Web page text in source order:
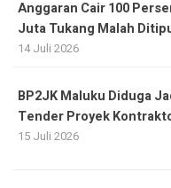
Anggaran Cair 100
Juta Tukang Malah
14 Juli 2026
BP2JK Maluku Diduga
Tender Proyek
15 Juli 2026